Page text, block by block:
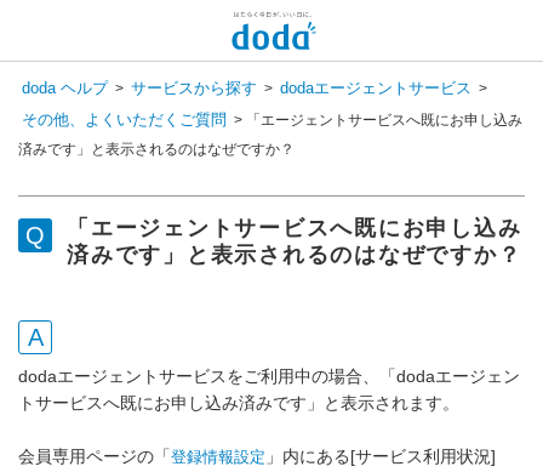
doda ヘルプ > サービスから探す > dodaエージェントサービス >
その他、よくいただくご質問 >
「エージェントサービスへ既にお申し込み
済みです」と表示されるのはなぜですか？
「エージェントサービスへ既にお申し込み
済みです」と表示されるのはなぜですか？
dodaエージェントサービスをご利用中の場合、「dodaエージェン
トサービスへ既にお申し込み済みです」と表示されます。
会員専用ページの「登録情報設定 」内にある[サービス利用状況]
新しいメッセージがあります
コンシェル呼び出し
検 索
会員登録状況を選択すると
専任スタッフが回答いたします！
登録済み
まだ登録していない